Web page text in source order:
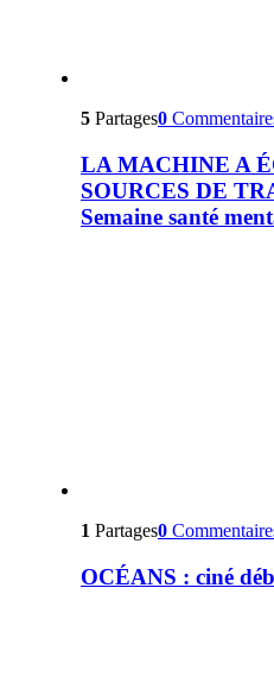
5 Partages0
LA MACHINE A
SOURCES DE
Semaine santé
1 Partages0
OCÉANS : ciné